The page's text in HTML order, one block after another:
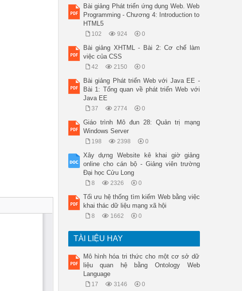
Bài giảng Phát triển ứng dụng Web. Web
Programming - Chương 4: Introduction to
HTML5
102 924 0
Bài giảng XHTML - Bài 2: Cơ chế làm
việc của CSS
42 2150 0
Bài giảng Phát triển Web với Java EE -
Bài 1: Tổng quan về phát triển Web với
Java EE
37 2774 0
Giáo trình Mô đun 28: Quản trị mạng
Windows Server
198 2398 0
Xây dựng Website kê khai giờ giảng
online cho cán bộ - Giảng viên trường
Đại học Cửu Long
8 2326 0
Tối ưu hệ thống tìm kiếm Web bằng việc
khai thác dữ liệu mạng xã hội
8 1662 0
TÀI LIỆU HAY
Mô hình hóa tri thức cho một cơ sở dữ
liệu quan hệ bằng Ontology Web
Language
17 3146 0